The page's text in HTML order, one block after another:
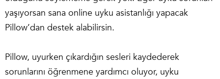
yaşıyorsan sana online uyku asistanlığı yapacak
Pillow’dan destek alabilirsin.
Pillow, uyurken çıkardığın sesleri kaydederek
sorunlarını öğrenmene yardımcı oluyor, uyku